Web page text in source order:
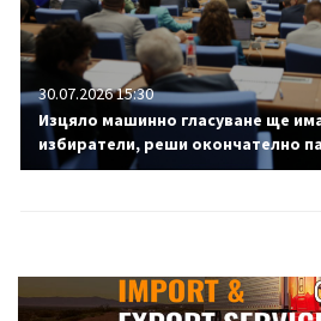
30.07.2026 15:30
Изцяло машинно гласуване ще
избиратели, реши окончателно